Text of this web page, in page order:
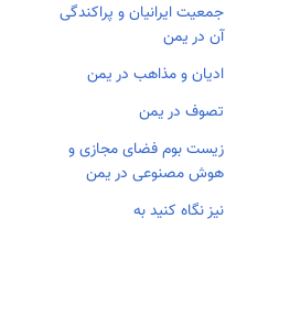
جمعیت ایرانیان و پراکندگی
آن در یمن
ادیان و مذاهب در یمن
تصوف در یمن
زیست بوم فضای مجازی و
هوش مصنوعی در یمن
نیز نگاه کنید به